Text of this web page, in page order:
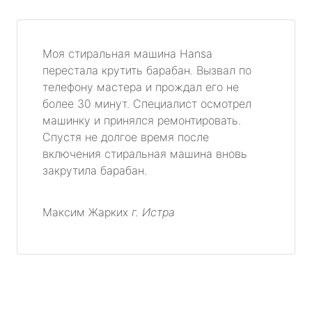
Моя стиральная машина Hansa
перестала крутить барабан. Вызвал по
телефону мастера и прождал его не
более 30 минут. Специалист осмотрел
машинку и принялся ремонтировать.
Спустя не долгое время после
включения стиральная машина вновь
закрутила барабан.
Максим Жарких г. Истра